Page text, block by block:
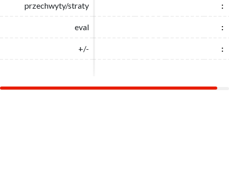
przechwyty/straty :
eval :
+/- :
przechwyty/straty :
eval :
+/- :